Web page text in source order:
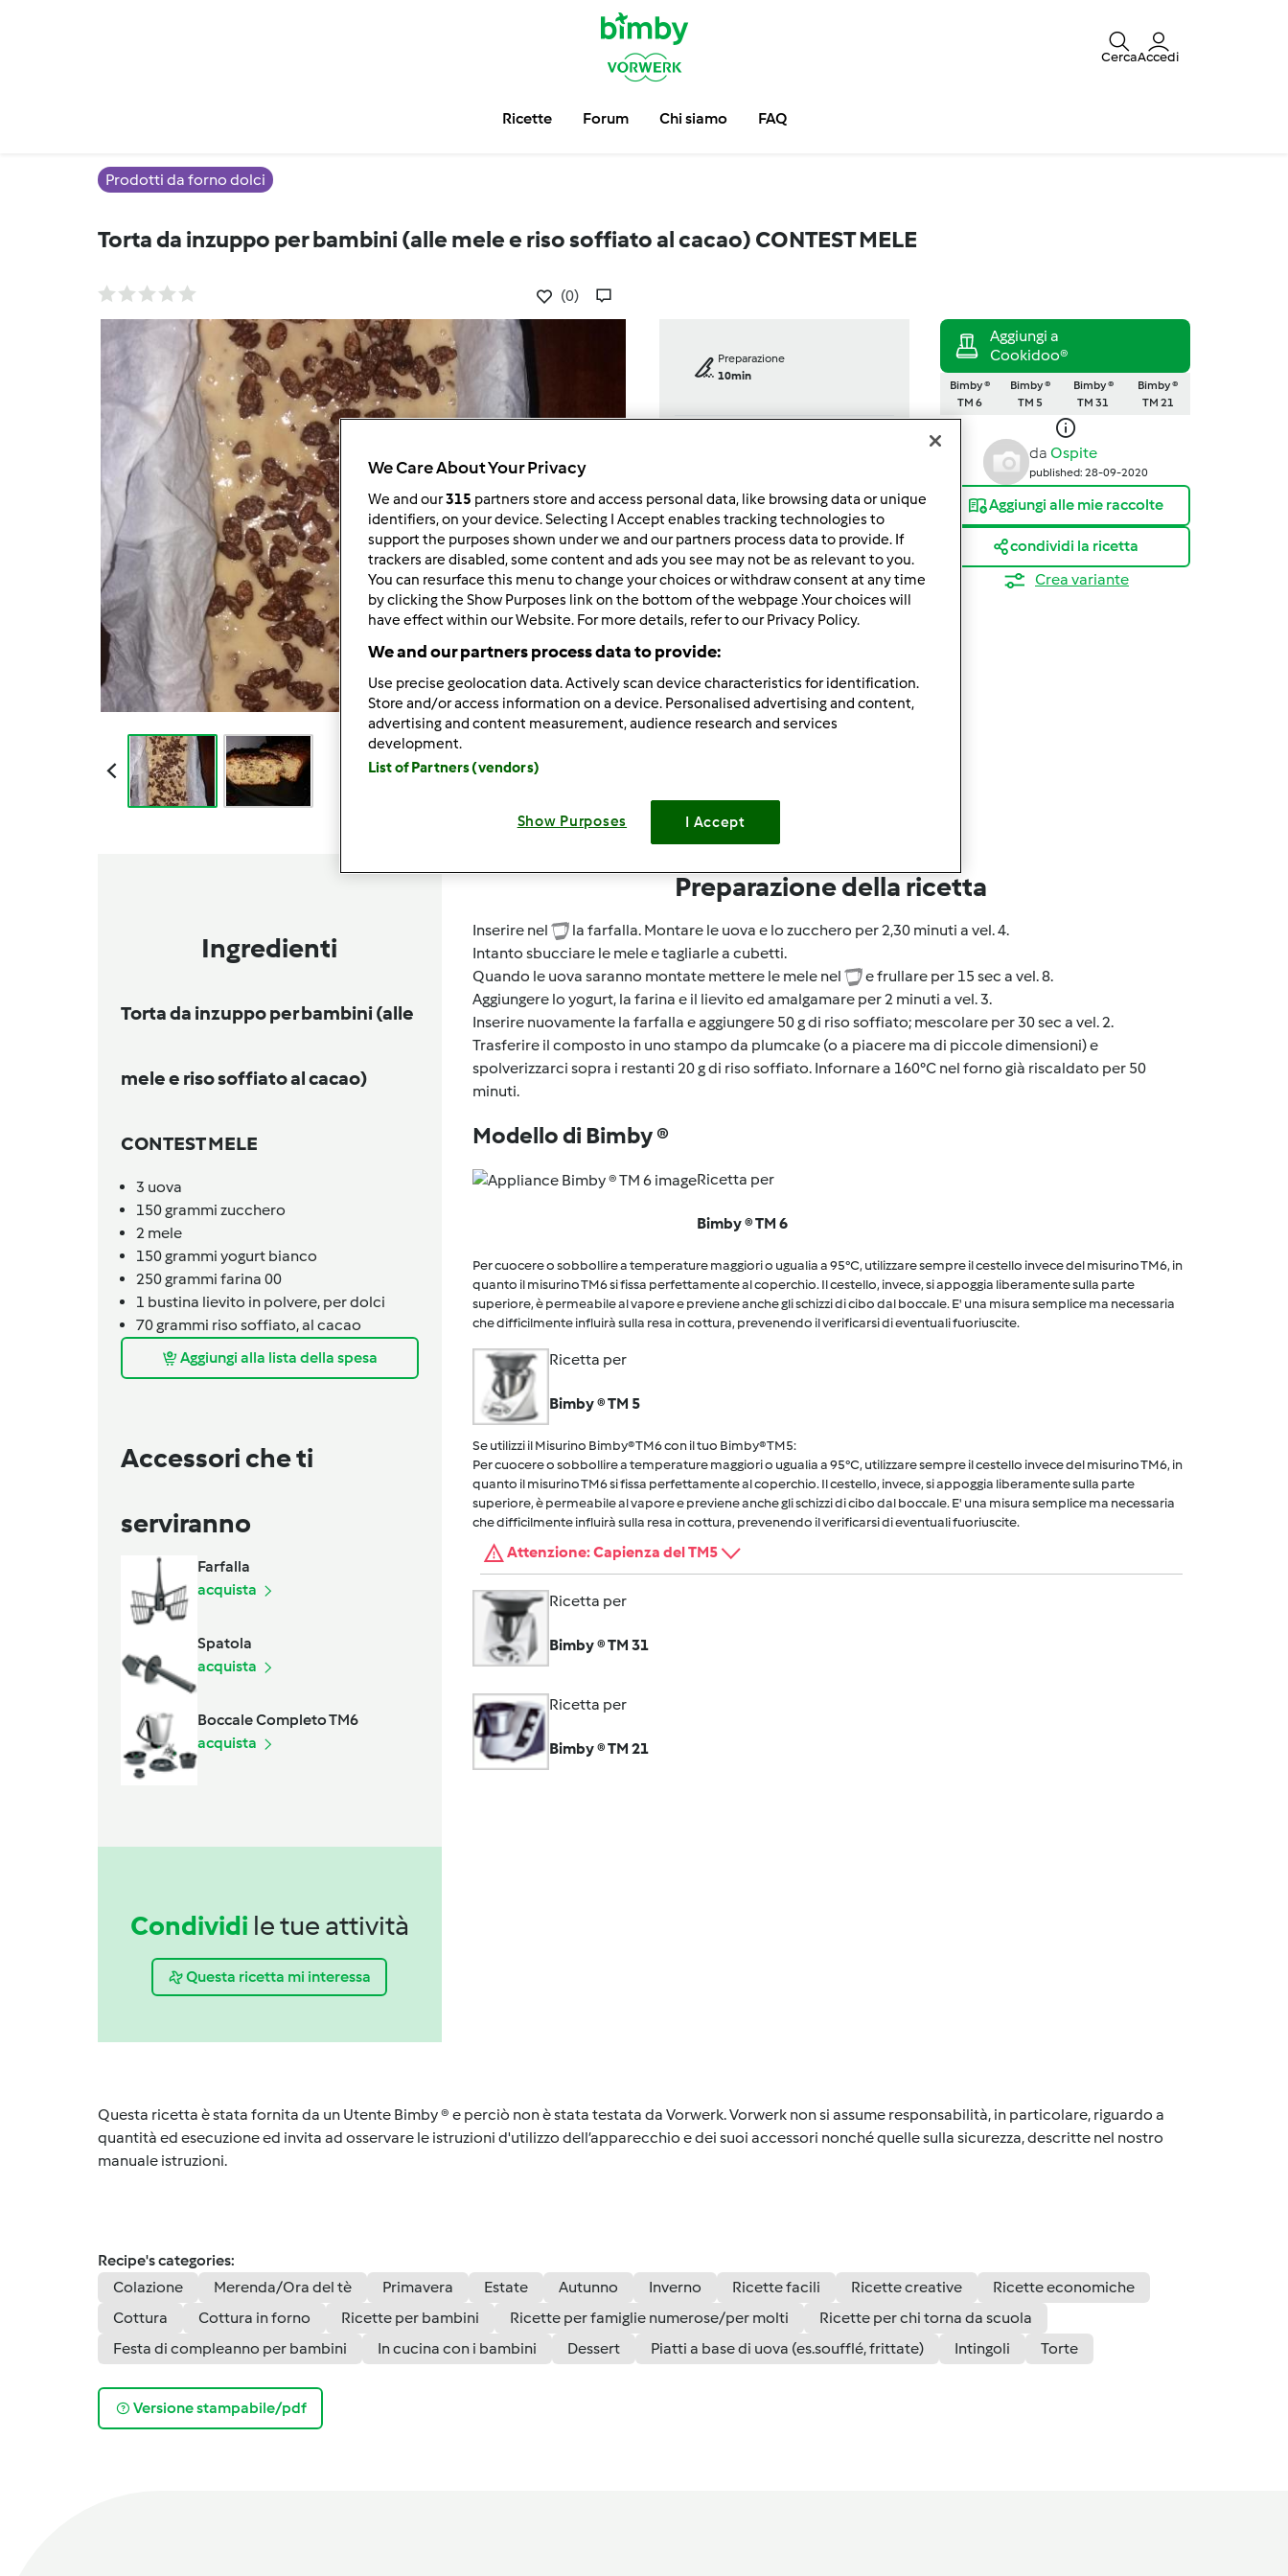
CercaAccedi
Ricette Forum Chi siamo FAQ
Prodotti da forno dolci
Torta da inzuppo per bambini (alle mele e riso soffiato al cacao) CONTEST MELE
(0)
Preparazione
10min
porzione/porzioni
fetta/fette
Difficoltà
Bimby ®
TM 6
Bimby ®
TM 5
Bimby ®
TM 31
Bimby ®
TM 21
da Ospite
published: 28-09-2020
Aggiungi alle mie raccolte
condividi la ricetta
Crea variante
Ingredienti
Torta da inzuppo per bambini (alle
mele e riso soffiato al cacao)
CONTEST MELE
3 uova
150grammi zucchero
2 mele
150grammi yogurt bianco
250grammi farina 00
1 bustina lievito in polvere, per dolci
70grammi riso soffiato,al cacao
Aggiungi alla lista della spesa
Accessori che ti
serviranno
Farfalla
acquista
Spatola
acquista
Boccale Completo TM6
acquista
Condividi le tue attività
Questa ricetta mi interessa
Preparazione della ricetta
Inserire nel
la farfalla. Montare le uova e lo zucchero per 2,30 minuti a vel. 4.
Intanto sbucciare le mele e tagliarle a cubetti.
Quando le uova saranno montate mettere le mele nel
e frullare per 15 sec a vel. 8.
Aggiungere lo yogurt, la farina e il lievito ed amalgamare per 2 minuti a vel. 3.
Inserire nuovamente la farfalla e aggiungere 50 g di riso soffiato; mescolare per 30 sec a vel. 2.
Trasferire il composto in uno stampo da plumcake (o a piacere ma di piccole dimensioni) e
spolverizzarci sopra i restanti 20 g di riso soffiato. Infornare a 160°C nel forno già riscaldato per 50
minuti.
Modello di Bimby ®
Ricetta per
Bimby ® TM 6
Per cuocere o sobbollire a temperature maggiori o ugualia a 95°C, utilizzare sempre il cestello invece del misurino TM6, in
quanto il misurino TM6 si fissa perfettamente al coperchio. Il cestello, invece, si appoggia liberamente sulla parte
superiore, è permeabile al vapore e previene anche gli schizzi di cibo dal boccale. E' una misura semplice ma necessaria
che difficilmente influirà sulla resa in cottura, prevenendo il verificarsi di eventuali fuoriuscite.
Ricetta per
Bimby ® TM 5
Se utilizzi il Misurino Bimby® TM6 con il tuo Bimby® TM5:
Per cuocere o sobbollire a temperature maggiori o ugualia a 95°C, utilizzare sempre il cestello invece del misurino TM6, in
quanto il misurino TM6 si fissa perfettamente al coperchio. Il cestello, invece, si appoggia liberamente sulla parte
superiore, è permeabile al vapore e previene anche gli schizzi di cibo dal boccale. E' una misura semplice ma necessaria
che difficilmente influirà sulla resa in cottura, prevenendo il verificarsi di eventuali fuoriuscite.
Attenzione: Capienza del TM5
Ricetta per
Bimby ® TM 31
Ricetta per
Bimby ® TM 21
Questa ricetta è stata fornita da un Utente Bimby ® e perciò non è stata testata da Vorwerk. Vorwerk non si assume responsabilità, in particolare, riguardo a
quantità ed esecuzione ed invita ad osservare le istruzioni d'utilizzo dell’apparecchio e dei suoi accessori nonché quelle sulla sicurezza, descritte nel nostro
manuale istruzioni.
Recipe's categories:
Colazione
Merenda/Ora del tè Primavera Estate Autunno Inverno Ricette facili Ricette creative
Ricette economiche
Cottura
Cottura in forno Ricette per bambini Ricette per famiglie numerose/per molti
Ricette per chi torna da scuola
Festa di compleanno per bambini
In cucina con i bambini Dessert Piatti a base di uova (es.soufflé, frittate) Intingoli Torte
Versione stampabile/pdf
We Care About Your Privacy
We and our315 partners store and access personal data, like browsing data or unique
identifiers, on your device. Selecting I Accept enables tracking technologies to
support the purposes shown under we and our partners process data to provide. If
trackers are disabled, some content and ads you see may not be as relevant to you.
You can resurface this menu to change your choices or withdraw consent at any time
by clicking the Show Purposes link on the bottom of the webpage .Your choices will
have effect within our Website. For more details, refer to our Privacy Policy.
We and our partners process data to provide:
Use precise geolocation data. Actively scan device characteristics for identification.
Store and/or access information on a device. Personalised advertising and content,
advertising and content measurement, audience research and services
development.
List of Partners (vendors)
Show Purposes I Accept